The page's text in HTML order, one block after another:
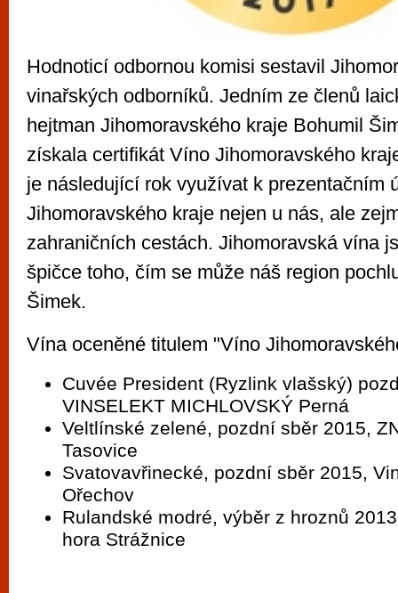
Hodnoticí odbornou komisi sestavil
vinařských odborníků. Jedním ze členů
hejtman Jihomoravského kraje Bohumil
získala certifikát Víno Jihomoravského
je následující rok využívat k prezentačním
Jihomoravského kraje nejen u nás, ale
zahraničních cestách. Jihomoravská vína
špičce toho, čím se může náš region
Šimek.
Vína oceněné titulem "Víno
Cuvée President (Ryzlink vlašský)
VINSELEKT MICHLOVSKÝ Perná
Veltlínské zelené, pozdní sběr 2015,
Tasovice
Svatovavřinecké, pozdní sběr 2015,
Ořechov
Rulandské modré, výběr z hroznů
hora Strážnice